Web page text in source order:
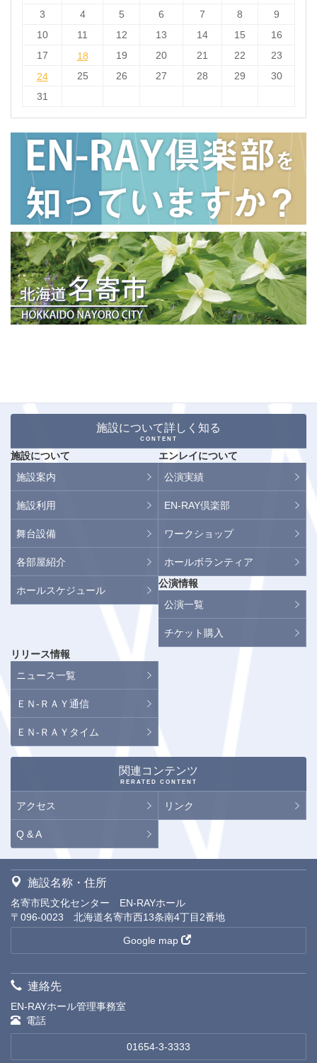
3
4 5 6 7 8
9
10
11 12 13 14 15
16
17
18
18 19 20 21 22
23
24
24 25 26 27 28 29
30
31
施設について詳しく知る
CONTENT
施設について
施設案内
施設利用
舞台設備
各部屋紹介
ホールスケジュール
エンレイについて
公演実績
EN-RAY倶楽部
ワークショップ
ホールボランティア
公演情報
公演一覧
チケット購入
リリース情報
ニュース一覧
ＥＮ-ＲＡＹ通信
ＥＮ-ＲＡＹタイム
関連コンテンツ
RERATED CONTENT
アクセス リンク
Q & A
施設名称・住所
名寄市民文化センター EN-RAYホール
〒096-0023 北海道名寄市西13条南4丁目2番地
Google map
連絡先
EN-RAYホール管理事務室
電話
01654-3-3333